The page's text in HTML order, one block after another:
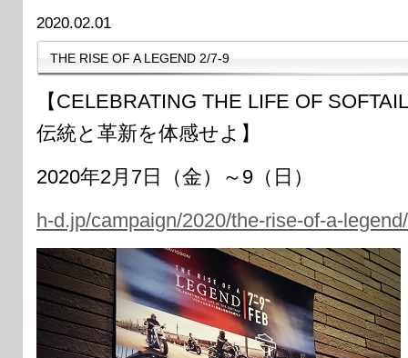
2020.02.01
THE RISE OF A LEGEND 2/7-9
【CELEBRATING THE LIFE OF
伝統と革新を体感せよ】
2020年2月7日（金）～9（日）
h-d.jp/campaign/2020/the-rise-of-a-legend/